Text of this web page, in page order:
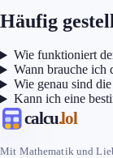
Häufig
Wie funktioniert
Wann brauche ich
Wie genau sind
Kann ich eine
calcu.lol
Mit Mathematik und